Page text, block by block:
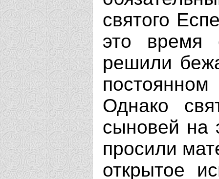
святого
это время
решили
Однако
сыновей на
просили
открытое